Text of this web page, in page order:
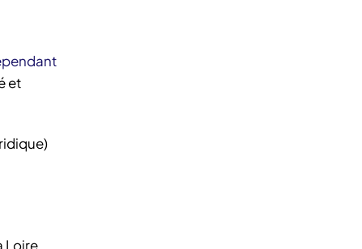
et